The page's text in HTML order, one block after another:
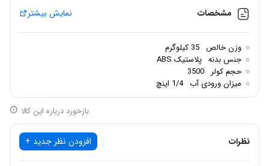
پایین و بازده خنک‌کنندگی مناسب، تنها بخشی از دلایل محبوبیت این کولر
طراحی جمع‌وجور و قابل جابجایی
این مدل از کولرهای پرتابل با ابعادی متناسب و طراحی کاربردی، به‌راحتی
قابل استفاده است. چرخ‌های روان در زیر دستگاه، جابه‌جایی را بسیار
آسان کرده‌اند و نیاز به نصب ثابت یا زیرساخت خاصی ندارند.
مشخصات نمایش بیشتر
وزن خالص 35 کیلوگرم
جنس بدنه پلاستیک ABS
حجم کولر 3500
میزان ورودی آب 1/4 اینچ
بازخورد درباره این کالا
نظرات افزودن نظر جدید +